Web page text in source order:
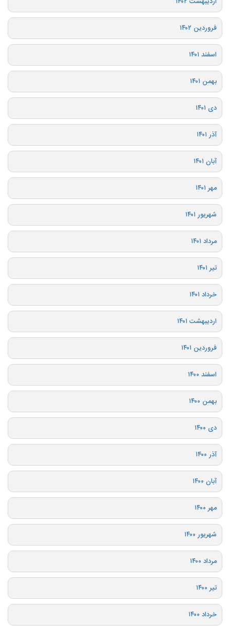
فروردین ۱۴۰۲
اسفند ۱۴۰۱
بهمن ۱۴۰۱
دی ۱۴۰۱
آذر ۱۴۰۱
آبان ۱۴۰۱
مهر ۱۴۰۱
شهریور ۱۴۰۱
مرداد ۱۴۰۱
تیر ۱۴۰۱
خرداد ۱۴۰۱
اردیبهشت ۱۴۰۱
فروردین ۱۴۰۱
اسفند ۱۴۰۰
بهمن ۱۴۰۰
دی ۱۴۰۰
آذر ۱۴۰۰
آبان ۱۴۰۰
مهر ۱۴۰۰
شهریور ۱۴۰۰
مرداد ۱۴۰۰
تیر ۱۴۰۰
خرداد ۱۴۰۰